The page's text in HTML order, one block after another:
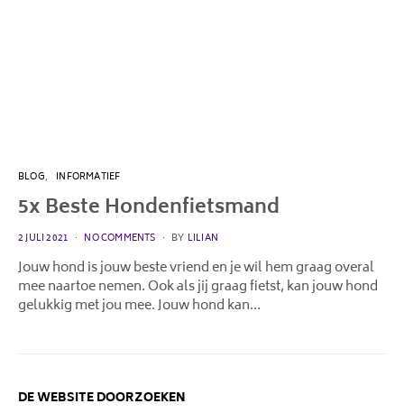
BLOG INFORMATIEF
5x Beste Hondenfietsmand
POSTED
2 JULI 2021 NO COMMENTS BY LILIAN
Jouw hond is jouw beste vriend en je wil hem graag overal
mee naartoe nemen. Ook als jij graag fietst, kan jouw hond
gelukkig met jou mee. Jouw hond kan…
DE WEBSITE DOORZOEKEN